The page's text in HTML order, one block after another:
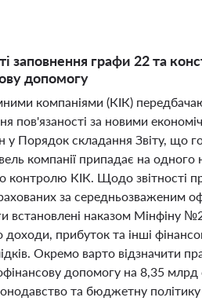
заповнення графи 22 та
допомогу
компаніями (КІК)
пов'язаності за новими
у Порядок складання Звіту, що
компанії припадає на
контролю КІК. Щодо звітності
за середньозваженим
встановлені наказом Мінфіну
доходи, прибуток та інші
Окремо варто відзначити
допомогу на 8,35
та бюджетну